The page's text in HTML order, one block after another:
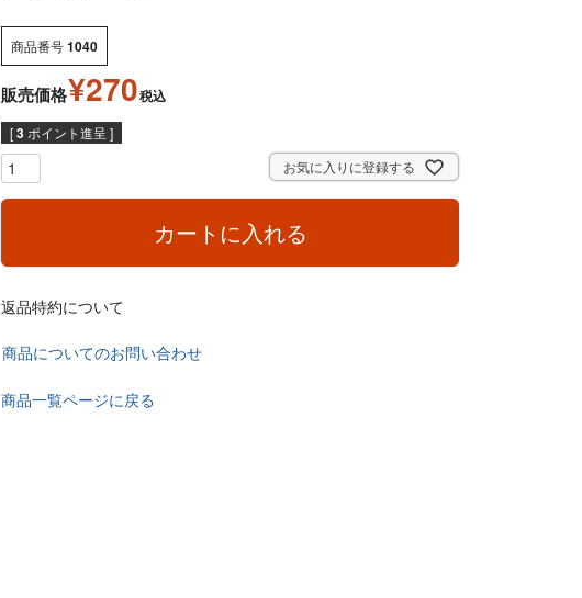
商品番号1040
販売価格¥270税込
[3 ポイント進呈 ]
お気に入りに登録する
カートに入れる
返品特約について
商品についてのお問い合わせ
商品一覧ページに戻る